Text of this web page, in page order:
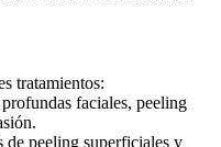
tratamientos:
faciales, peeling
peeling superficiales y